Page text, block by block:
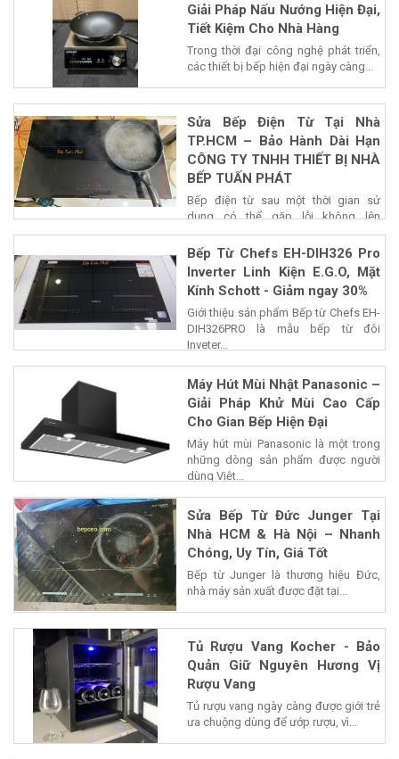
Giải Pháp Nấu Nướng Hiện Đại,
Tiết Kiệm Cho Nhà Hàng
Trong thời đại công nghệ phát triển,
các thiết bị bếp hiện đại ngày càng...
Sửa Bếp Điện Từ Tại Nhà
TP.HCM – Bảo Hành Dài Hạn
CÔNG TY TNHH THIẾT BỊ NHÀ
BẾP TUẤN PHÁT
Bếp điện từ sau một thời gian sử
dụng có thể gặp lỗi không lên
nguồn,...
Bếp Từ Chefs EH-DIH326 Pro
Inverter Linh Kiện E.G.O, Mặt
Kính Schott - Giảm ngay 30%
Giới thiệu sản phẩm Bếp từ Chefs EH-
DIH326PRO là mẫu bếp từ đôi
Inveter...
Máy Hút Mùi Nhật Panasonic –
Giải Pháp Khử Mùi Cao Cấp
Cho Gian Bếp Hiện Đại
Máy hút mùi Panasonic là một trong
những dòng sản phẩm được người
dùng Việt...
Sửa Bếp Từ Đức Junger Tại
Nhà HCM & Hà Nội – Nhanh
Chóng, Uy Tín, Giá Tốt
Bếp từ Junger là thương hiệu Đức,
nhà máy sản xuất được đặt tại...
Tủ Rượu Vang Kocher - Bảo
Quản Giữ Nguyên Hương Vị
Rượu Vang
Tủ rượu vang ngày càng được giới trẻ
ưa chuộng dùng để ướp rượu, vì...